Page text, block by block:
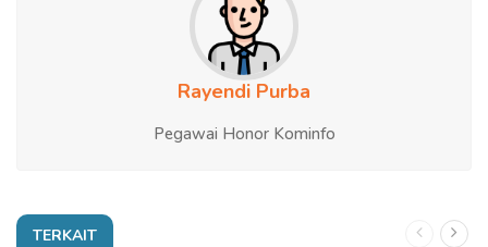
Rayendi Purba
Pegawai Honor Kominfo
TERKAIT